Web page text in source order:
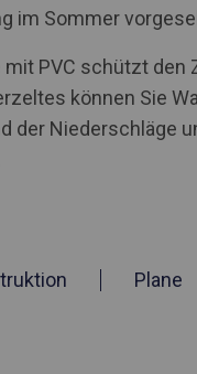
im Sommer
mit PVC schützt
können Sie
der Niederschläge
Plane